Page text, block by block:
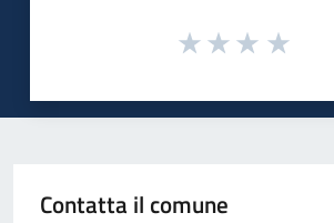
Contatta il comune